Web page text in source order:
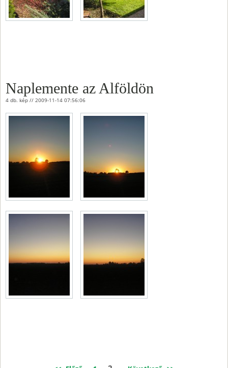
Naplemente az Alföldön
4 db. kép // 2009-11-14 07:56:06